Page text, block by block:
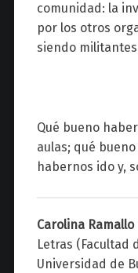
comunidad: la
por los otros
siendo
Qué bueno
aulas; qué
habernos ido y,
Carolina Ramallo
Letras (Facultad
Universidad de